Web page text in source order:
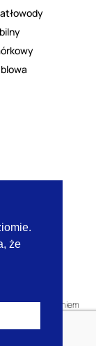
przepisów
jest zaproszeniem
Zawarte w
różnić od
że